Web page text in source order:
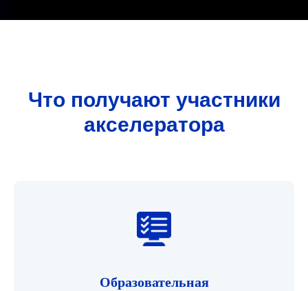
Что получают участники
акселератора
Образовательная